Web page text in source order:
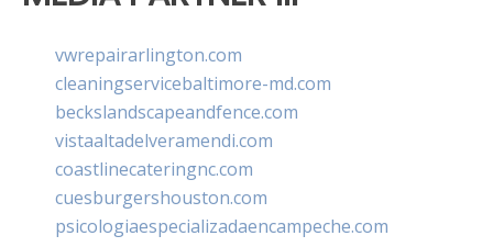
vwrepairarlington.com
cleaningservicebaltimore-md.com
beckslandscapeandfence.com
vistaaltadelveramendi.com
coastlinecateringnc.com
cuesburgershouston.com
psicologiaespecializadaencampeche.com